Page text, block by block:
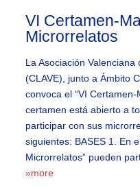
VI Certamen-
Microrrelatos
La Asociación
(CLAVE), junto a Ámbito
convoca el “VI
certamen está abierto a
participar con sus
siguientes: BASES 1. En
Microrrelatos” pueden
»more